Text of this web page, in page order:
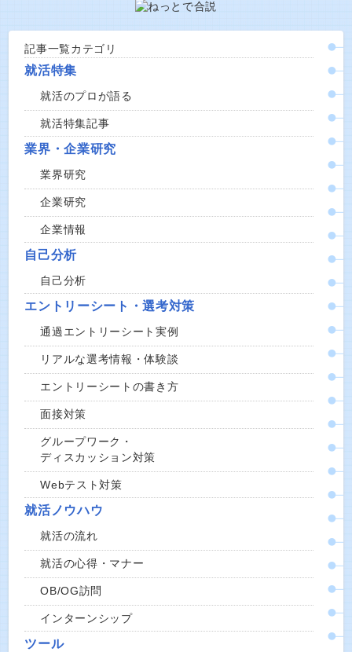
記事一覧カテゴリ
就活特集
就活のプロが語る
就活特集記事
業界・企業研究
業界研究
企業研究
企業情報
自己分析
自己分析
エントリーシート・選考対策
通過エントリーシート実例
リアルな選考情報・体験談
エントリーシートの書き方
面接対策
グループワーク・
ディスカッション対策
Webテスト対策
就活ノウハウ
就活の流れ
就活の心得・マナー
OB/OG訪問
インターンシップ
ツール